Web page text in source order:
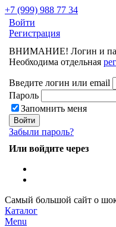
+7 (999) 988 77 34
Войти
Регистрация
ВНИМАНИЕ! Логин и
Необходима отдельная
Введите логин или email
Пароль
Запомнить меня
Забыли пароль?
Или войдите через
Самый большой сайт о
Каталог
Menu